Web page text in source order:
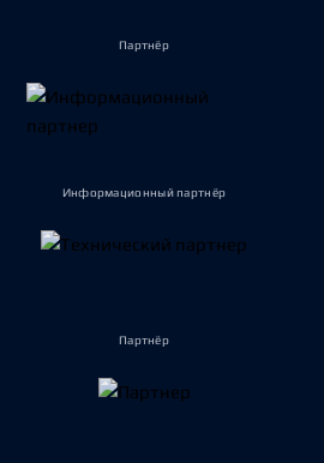
Партнёр
Информационный партнёр
Партнёр